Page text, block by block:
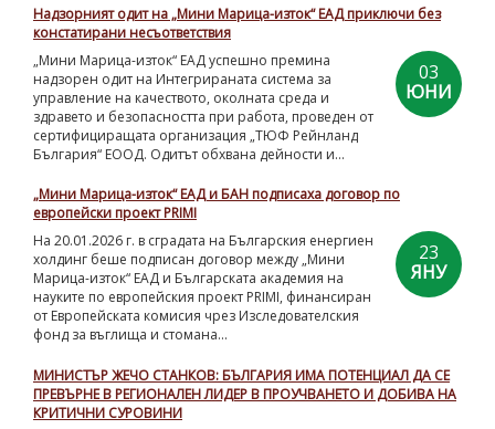
Надзорният одит на „Мини Марица-изток“ ЕАД приключи без
констатирани несъответствия
03
ЮНИ
„Мини Марица-изток“ ЕАД успешно премина
надзорен одит на Интегрираната система за
управление на качеството, околната среда и
здравето и безопасността при работа, проведен от
сертифициращата организация „ТЮФ Рейнланд
България“ ЕООД. Одитът обхвана дейности и...
„Мини Марица-изток“ ЕАД и БАН подписаха договор по
европейски проект PRIMI
23
ЯНУ
На 20.01.2026 г. в сградата на Българския енергиен
холдинг беше подписан договор между „Мини
Марица-изток“ ЕАД и Българската академия на
науките по европейския проект PRIMI, финансиран
от Европейската комисия чрез Изследователския
фонд за въглища и стомана...
МИНИСТЪР ЖЕЧО СТАНКОВ: БЪЛГАРИЯ ИМА ПОТЕНЦИАЛ ДА СЕ
ПРЕВЪРНЕ В РЕГИОНАЛЕН ЛИДЕР В ПРОУЧВАНЕТО И ДОБИВА НА
КРИТИЧНИ СУРОВИНИ
Проекти
Контакти